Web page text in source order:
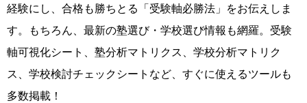
経験にし、合格も勝ちとる「受験軸必勝法」をお伝えしま
す。もちろん、最新の塾選び・学校選び情報も網羅。受験
軸可視化シート、塾分析マトリクス、学校分析マトリク
ス、学校検討チェックシートなど、すぐに使えるツールも
多数掲載！